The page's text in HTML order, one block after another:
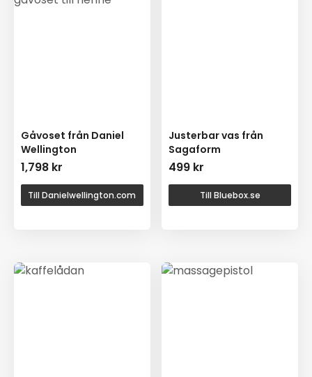
Gåvoset från Daniel
Wellington
1,798 kr
Till Danielwellington.com
Justerbar vas från
Sagaform
499 kr
Till Bluebox.se